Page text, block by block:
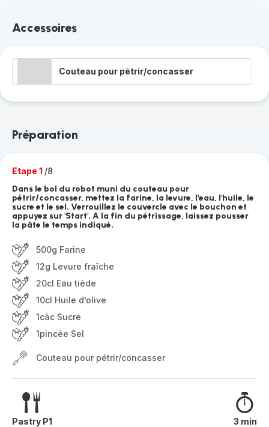
Accessoires
Couteau pour pétrir/concasser
Préparation
Etape 1 /8
Dans le bol du robot muni du couteau pour
pétrir/concasser, mettez la farine, la levure, l'eau, l'huile, le
sucre et le sel. Verrouillez le couvercle avec le bouchon et
appuyez sur 'Start'. A la fin du pétrissage, laissez pousser
la pâte le temps indiqué.
500g Farine
12g Levure fraîche
20cl Eau tiède
10cl Huile d’olive
1càc Sucre
1pincée Sel
Couteau pour pétrir/concasser
Pastry P1 3 min